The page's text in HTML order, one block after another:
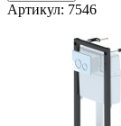
Артикул: 7546